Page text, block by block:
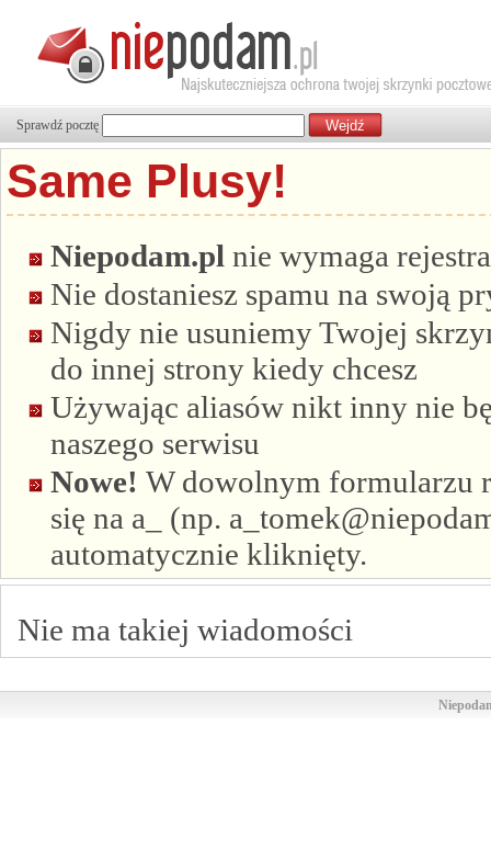
Sprawdź pocztę
Same Plusy!
Niepodam.pl nie wymaga
Nie dostaniesz spamu na swoją
Nigdy nie usuniemy Twojej
do innej strony kiedy chcesz
Używając aliasów nikt inny nie
naszego serwisu
Nowe! W dowolnym formularzu
się na a_ (np.
automatycznie kliknięty.
Nie ma takiej wiadomości